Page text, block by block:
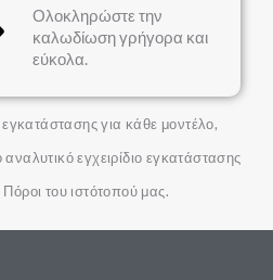
Ολοκληρώστε την
καλωδίωση γρήγορα και
εύκολα.
εγκατάστασης για κάθε μοντέλο,
εγχειρίδιο εγκατάστασης
του ιστότοπού μας.